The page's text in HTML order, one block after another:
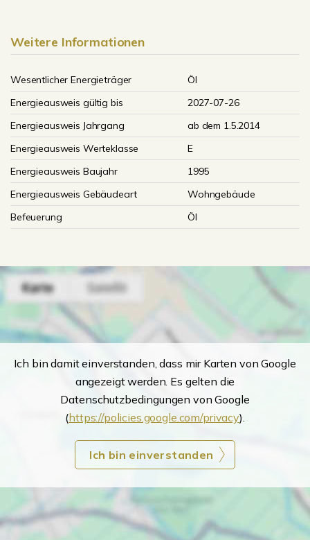
Weitere Informationen
Wesentlicher Energieträger
Öl
Energieausweis gültig bis
2027-07-26
Energieausweis Jahrgang
ab dem 1.5.2014
Energieausweis Werteklasse
E
Energieausweis Baujahr
1995
Energieausweis Gebäudeart
Wohngebäude
Befeuerung
Öl
Ich bin damit einverstanden, dass mir Karten von Google
angezeigt werden. Es gelten die
Datenschutzbedingungen von Google
(https://policies.google.com/privacy).
Ich bin einverstanden